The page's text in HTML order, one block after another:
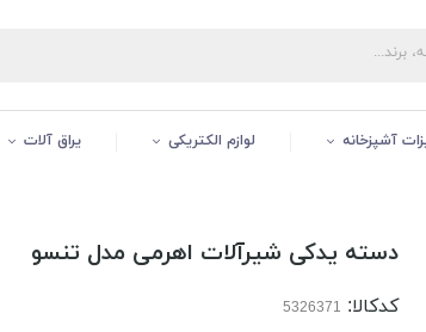
آشپزخانه لوازم الکتریکی یراق آلات
دسته یدکی شیرآلات اهرمی مدل تنسو
کدکالا: